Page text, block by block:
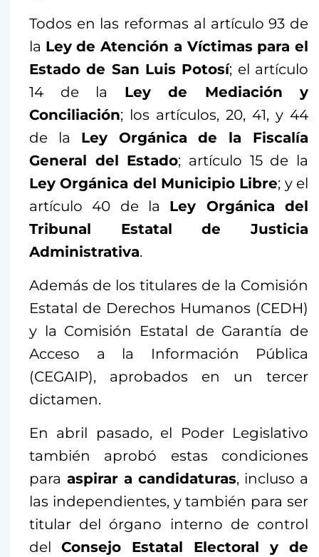
Todos en las reformas al artículo 93 de
la Ley de Atención a Víctimas para el
Estado de San Luis Potosí; el artículo
14 de la Ley de Mediación y
Conciliación; los artículos, 20, 41, y 44
de la Ley Orgánica de la Fiscalía
General del Estado; artículo 15 de la
Ley Orgánica del Municipio Libre; y el
artículo 40 de la Ley Orgánica del
Tribunal Estatal de Justicia
Administrativa.
Además de los titulares de la Comisión
Estatal de Derechos Humanos (CEDH)
y la Comisión Estatal de Garantía de
Acceso a la Información Pública
(CEGAIP), aprobados en un tercer
dictamen.
En abril pasado, el Poder Legislativo
también aprobó estas condiciones
para aspirar a candidaturas, incluso a
las independientes, y también para ser
titular del órgano interno de control
del Consejo Estatal Electoral y de